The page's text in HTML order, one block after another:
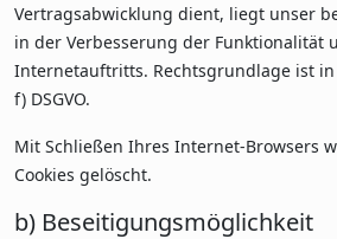
Vertragsabwicklung dient, liegt unser
in der Verbesserung der Funktionalität
Internetauftritts. Rechtsgrundlage ist
f) DSGVO.
Mit Schließen Ihres Internet-Browsers
Cookies gelöscht.
b) Beseitigungsmöglichkeit